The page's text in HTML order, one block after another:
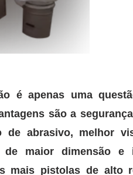
é apenas uma
são a
de abrasivo, melhor